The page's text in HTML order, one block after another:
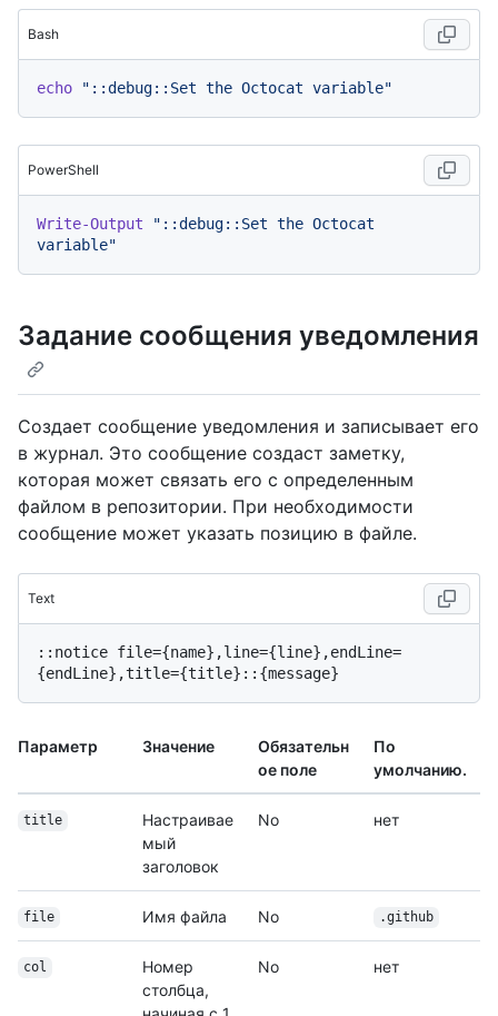
Bash
echo "::debug::Set the Octocat variable"
PowerShell
Write-Output
"::debug::Set the Octocat
variable"
Задание сообщения уведомления
Создает сообщение уведомления и записывает его
в журнал. Это сообщение создаст заметку,
которая может связать его с определенным
файлом в репозитории. При необходимости
сообщение может указать позицию в файле.
Text
::notice file={name},line={line},endLine=
Параметр Значение
Обязательн
ое поле
По
умолчанию.
title
Настраивае
мый
заголовок
No нет
file Имя файла No .github
col
Номер
столбца,
No нет